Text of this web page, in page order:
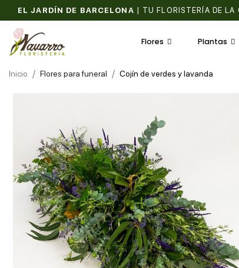
EL JARDÍN DE BARCELONA TU FLORISTERÍA DE LA
Flores Plantas
Inicio Flores para funeral Cojín de verdes y lavanda